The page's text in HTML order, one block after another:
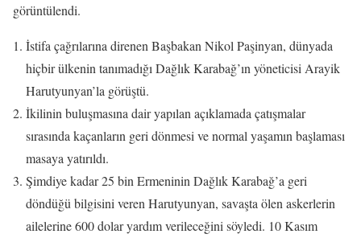
görüntülendi.
İstifa çağrılarına direnen Başbakan Nikol Paşinyan, dünyada
hiçbir ülkenin tanımadığı Dağlık Karabağ’ın yöneticisi Arayik
Harutyunyan’la görüştü.
İkilinin buluşmasına dair yapılan açıklamada çatışmalar
sırasında kaçanların geri dönmesi ve normal yaşamın başlaması
masaya yatırıldı.
Şimdiye kadar 25 bin Ermeninin Dağlık Karabağ’a geri
döndüğü bilgisini veren Harutyunyan, savaşta ölen askerlerin
ailelerine 600 dolar yardım verileceğini söyledi. 10 Kasım